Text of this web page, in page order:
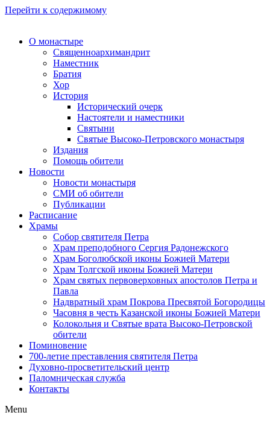
Перейти к содержимому
О монастыре
Священноархимандрит
Наместник
Братия
Хор
История
Исторический очерк
Настоятели и наместники
Святыни
Святые Высоко-Петровского монастыря
Издания
Помощь обители
Новости
Новости монастыря
СМИ об обители
Публикации
Расписание
Храмы
Собор святителя Петра
Храм преподобного Сергия Радонежского
Храм Боголюбской иконы Божией Матери
Храм Толгской иконы Божией Матери
Храм святых первоверховных апостолов Петра и
Павла
Надвратный храм Покрова Пресвятой Богородицы
Часовня в честь Казанской иконы Божией Матери
Колокольня и Святые врата Высоко-Петровской
обители
Поминовение
700-летие преставления святителя Петра
Духовно-просветительский центр
Паломническая служба
Контакты
Menu